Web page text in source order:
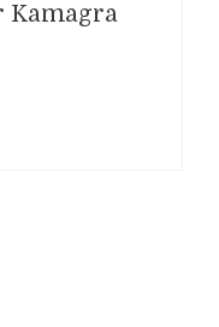
Kamagra